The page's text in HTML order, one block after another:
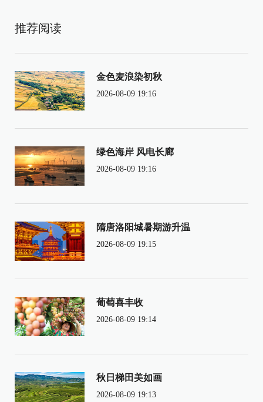
推荐阅读
金色麦浪染初秋
2026-08-09 19:16
绿色海岸 风电长廊
2026-08-09 19:16
隋唐洛阳城暑期游升温
2026-08-09 19:15
葡萄喜丰收
2026-08-09 19:14
秋日梯田美如画
2026-08-09 19:13